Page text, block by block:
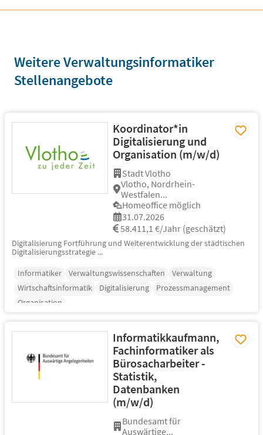
Weitere Verwaltungsinformatiker
Stellenangebote
Koordinator*in
Digitalisierung und
Organisation (m/w/d)
Stadt Vlotho
Vlotho, Nordrhein-
Westfalen...
Homeoffice möglich
31.07.2026
58.411,1 €/Jahr (geschätzt)
Digitalisierung Fortführung und Weiterentwicklung der städtischen
Digitalisierungsstrategie ...
Informatiker
Verwaltungswissenschaften
Verwaltung
Wirtschaftsinformatik
Digitalisierung
Prozessmanagement
Organisation
Informatikkaufmann,
Fachinformatiker als
Bürosacharbeiter -
Statistik,
Datenbanken
(m/w/d)
Bundesamt für
Auswärtige...